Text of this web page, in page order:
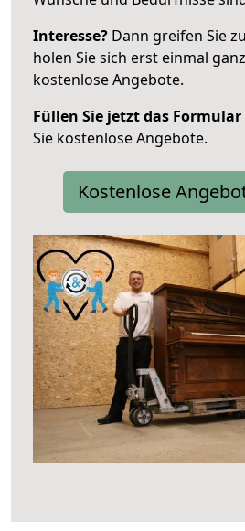
Interesse? Dann greifen Sie
holen Sie sich erst einmal
kostenlose Angebote.
Füllen Sie jetzt das Formular
Sie kostenlose Angebote.
Kostenlose